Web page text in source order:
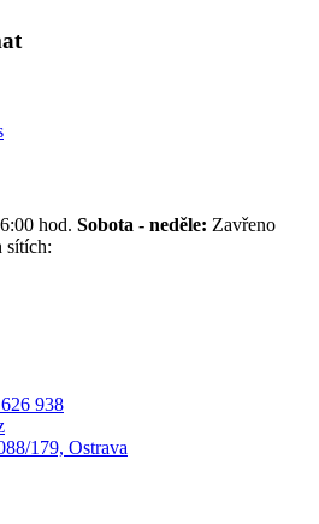
hod. Sobota - neděle: Zavřeno
sítích:
938
179, Ostrava